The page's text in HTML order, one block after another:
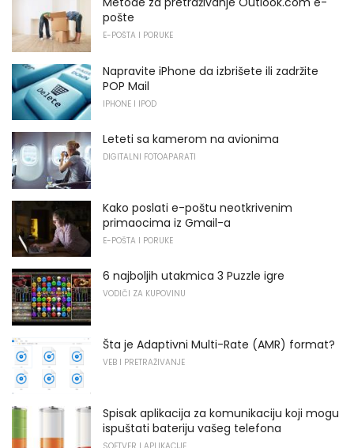
pošte
E-POŠTA I PORUKE
Napravite iPhone da izbrišete ili zadržite
POP Mail
IPHONE I IPOD
Leteti sa kamerom na avionima
DIGITALNI FOTOAPARATI
Kako poslati e-poštu neotkrivenim
primaocima iz Gmail-a
E-POŠTA I PORUKE
6 najboljih utakmica 3 Puzzle igre
VODIČI ZA KUPOVINU
Šta je Adaptivni Multi-Rate (AMR) format?
VEB I PRETRAŽIVANJE
Spisak aplikacija za komunikaciju koji mogu
ispuštati bateriju vašeg telefona